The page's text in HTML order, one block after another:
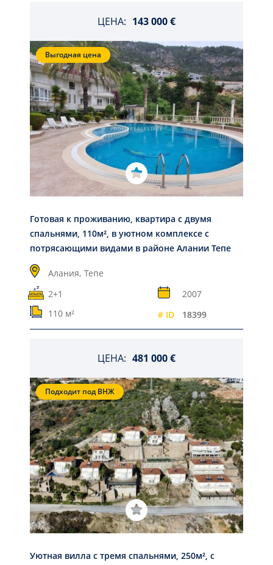
ЦЕНА: 143 000 €
Выгодная цена
Готовая к проживанию, квартира с двумя
спальнями, 110м², в уютном комплексе с
потрясающими видами в районе Алании Тепе
Алания, Тепе
2+1
2007
110 м²
# ID 18399
ЦЕНА: 481 000 €
Подходит под ВНЖ
Уютная вилла с тремя спальнями, 250м², с